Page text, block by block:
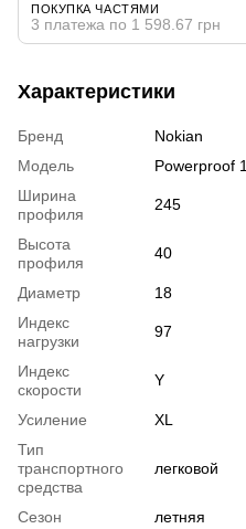
ПОКУПКА ЧАСТЯМИ
3 платежа по 1 598.67 грн
Характеристики
Бренд
Nokian
Модель
Powerproof 1
Ширина
профиля
245
Высота
профиля
40
Диаметр
18
Индекс
нагрузки
97
Индекс
скорости
Y
Усиление
XL
Тип
транспортного
средства
легковой
Сезон
летняя